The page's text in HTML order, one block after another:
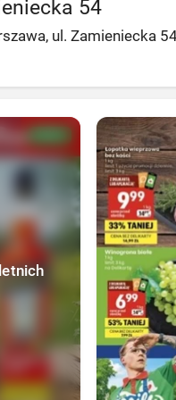
54
ul. Zamieniecka